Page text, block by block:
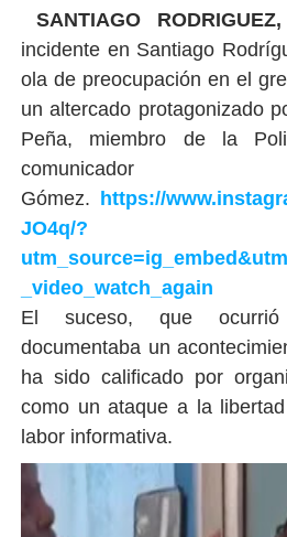
SANTIAGO
incidente en Santiago
ola de preocupación en el
un altercado protagonizado
Peña, miembro de la
Gómez. https://
JO4q/?
_video_watch_again
El suceso, que ocurrió
documentaba un
ha sido calificado por
como un ataque a la
labor informativa.